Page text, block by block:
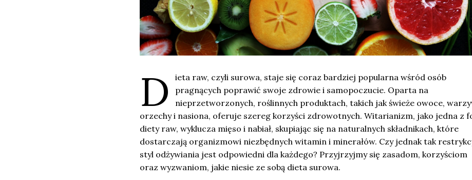
D
ieta raw, czyli surowa, staje się coraz bardziej popularna wśród osób
pragnących poprawić swoje zdrowie i samopoczucie. Oparta na
nieprzetworzonych, roślinnych produktach, takich jak świeże owoce,
orzechy i nasiona, oferuje szereg korzyści zdrowotnych. Witarianizm, jako jedna z
diety raw, wyklucza mięso i nabiał, skupiając się na naturalnych składnikach, które
dostarczają organizmowi niezbędnych witamin i minerałów. Czy jednak tak
styl odżywiania jest odpowiedni dla każdego? Przyjrzyjmy się zasadom, korzyściom
oraz wyzwaniom, jakie niesie ze sobą dieta surowa.